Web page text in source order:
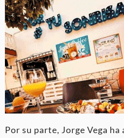
Por su parte, Jorge Vega